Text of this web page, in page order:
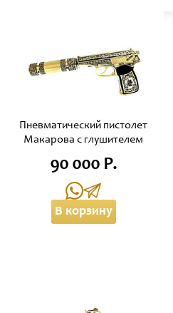
Пневматический пистолет
Макарова с глушителем
90 000 Р.
В корзину